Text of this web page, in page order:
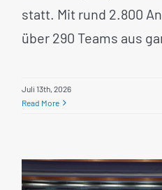
statt. Mit rund 2.800
über 290 Teams aus
Juli 13th, 2026
Read More